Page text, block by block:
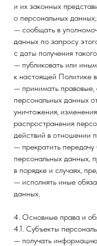
и их законных
о персональных данных;
— сообщать в
данных по запросу
с даты получения
— публиковать или
к настоящей Политике
— принимать правовые,
персональных данных
уничтожения,
распространения
действий в отношении
— прекратить передачу
персональных данных,
в порядке и случаях,
— исполнять иные
данных.
4. Основные права и
4.1. Субъекты
— получать